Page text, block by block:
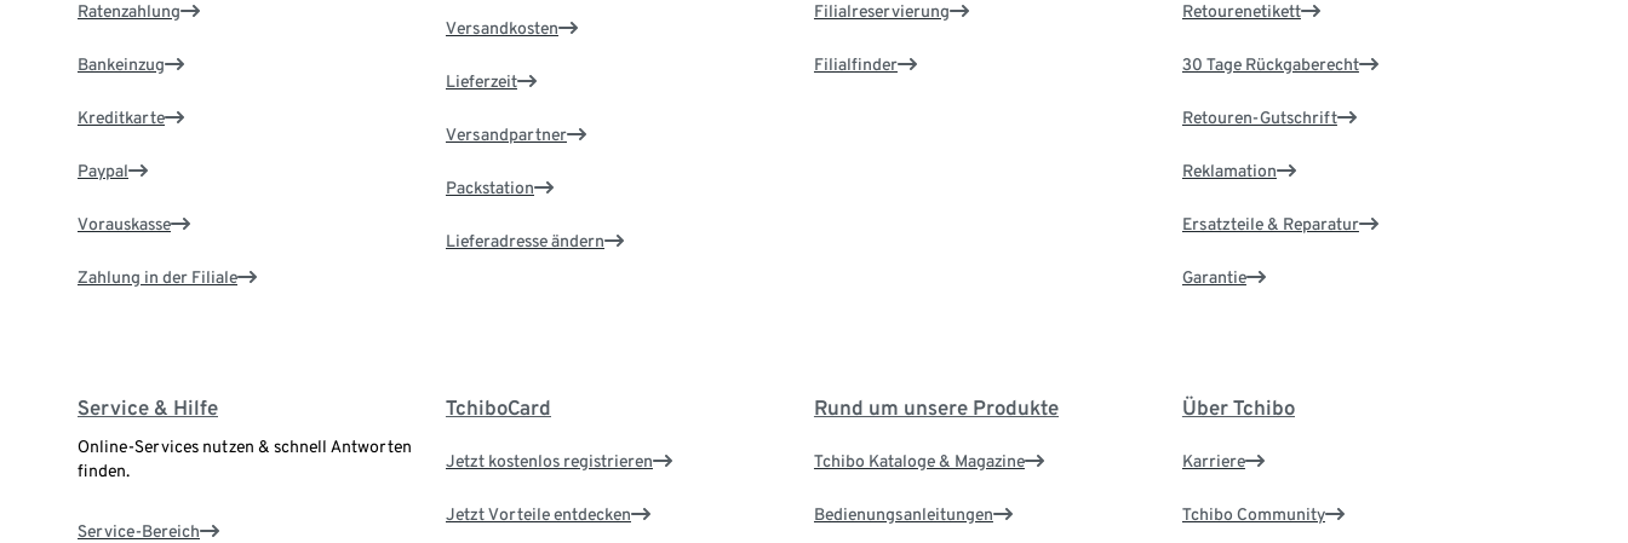
Ratenzahlung
Bankeinzug
Kreditkarte
Paypal
Vorauskasse
Zahlung in der Filiale
Versandkosten
Lieferzeit
Versandpartner
Packstation
Lieferadresse ändern
Filialreservierung
Filialfinder
Retourenetikett
30 Tage Rückgaberecht
Retouren-Gutschrift
Reklamation
Ersatzteile & Reparatur
Garantie
Service & Hilfe
Online-Services nutzen & schnell Antworten
finden.
Service-Bereich
TchiboCard
Jetzt kostenlos registrieren
Jetzt Vorteile entdecken
Rund um unsere Produkte
Tchibo Kataloge & Magazine
Bedienungsanleitungen
Über Tchibo
Karriere
Tchibo Community